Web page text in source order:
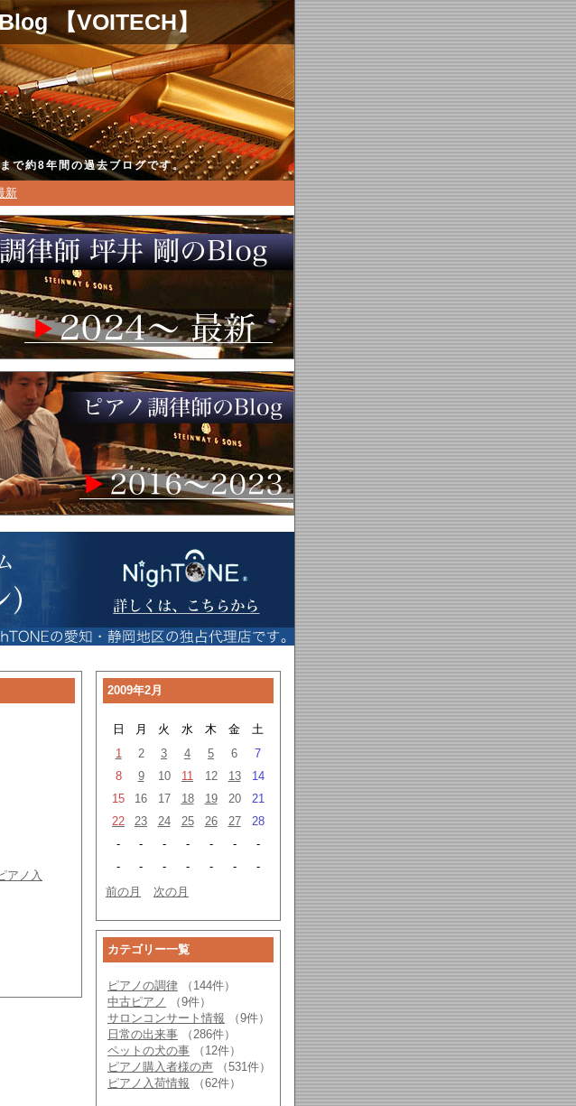
【VOITECH】
で約8年間の過去ブログです。
新
アノ入
2009年2月
日 月 火 水 木 金
土
1
2 3 4 5 6
7
8
9 10 11 12 13
14
15
16 17 18 19 20
21
22
23 24 25 26 27
28
-
- - - - -
-
-
- - - - -
-
前の月
次の月
カテゴリー一覧
ピアノの調律 （144件）
中古ピアノ
（9件）
サロンコンサート情報 （9件）
日常の出来事 （286件）
ペットの犬の事 （12件）
ピアノ購入者様の声 （531件）
ピアノ入荷情報 （62件）